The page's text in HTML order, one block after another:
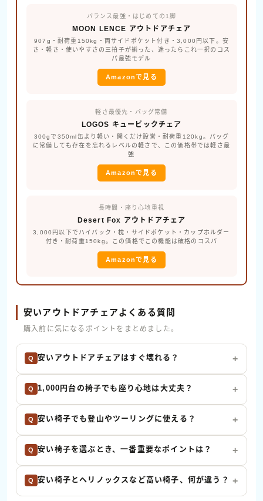
バランス最強・はじめての1脚
MOON LENCE アウトドアチェア
907g・耐荷重150kg・両サイドポケット付き・3,000円以下。安
さ・軽さ・使いやすさの三拍子が揃った、迷ったらこれ一択のコス
パ最強モデル
Amazonで見る
軽さ最優先・バッグ常備
LOGOS キュービックチェア
300gで350ml缶より軽い・開くだけ設営・耐荷重120kg。バッグ
に常備しても存在を忘れるレベルの軽さで、この価格帯では軽さ最
強
Amazonで見る
長時間・座り心地重視
Desert Fox アウトドアチェア
3,000円以下でハイバック・枕・サイドポケット・カップホルダー
付き・耐荷重150kg。この価格でこの機能は破格のコスパ
Amazonで見る
安いアウトドアチェアよくある質問
購入前に気になるポイントをまとめました。
安いアウトドアチェアはすぐ壊れる？ +
1,000円台の椅子でも座り心地は大丈夫？ +
安い椅子でも登山やツーリングに使える？ +
安い椅子を選ぶとき、一番重要なポイントは？ +
安い椅子とヘリノックスなど高い椅子、何が違う？ +